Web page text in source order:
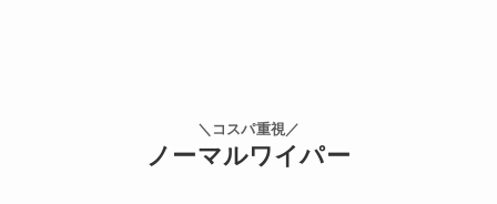
＼コスパ重視／
ノーマルワイパー